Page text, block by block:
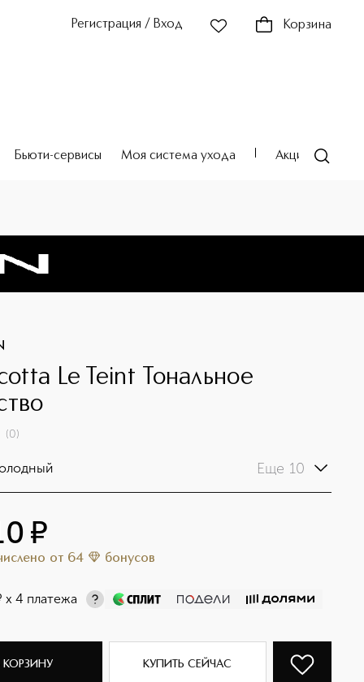
Регистрация / Вход Корзина
Бьюти-сервисы Моя система ухода Акции
Le Teint Тональное
(0)
Еще 10
¤
от 64 бонусов
х 4 платежа
КОРЗИНУ КУПИТЬ СЕЙЧАС